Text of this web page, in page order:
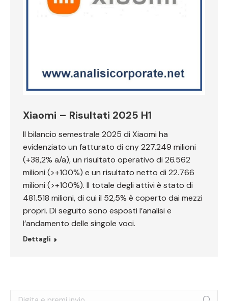
Xiaomi – Risultati 2025 H1
Il bilancio semestrale 2025 di Xiaomi ha
evidenziato un fatturato di cny 227.249 milioni
(+38,2% a/a), un risultato operativo di 26.562
milioni (>+100%) e un risultato netto di 22.766
milioni (>+100%). Il totale degli attivi è stato di
481.518 milioni, di cui il 52,5% è coperto dai mezzi
propri. Di seguito sono esposti l’analisi e
l’andamento delle singole voci.
Dettagli
Cerca: